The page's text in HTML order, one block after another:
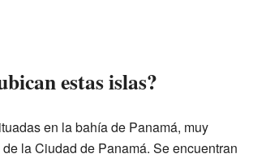
estas islas?
en la bahía de Panamá, muy
la Ciudad de Panamá. Se encuentran